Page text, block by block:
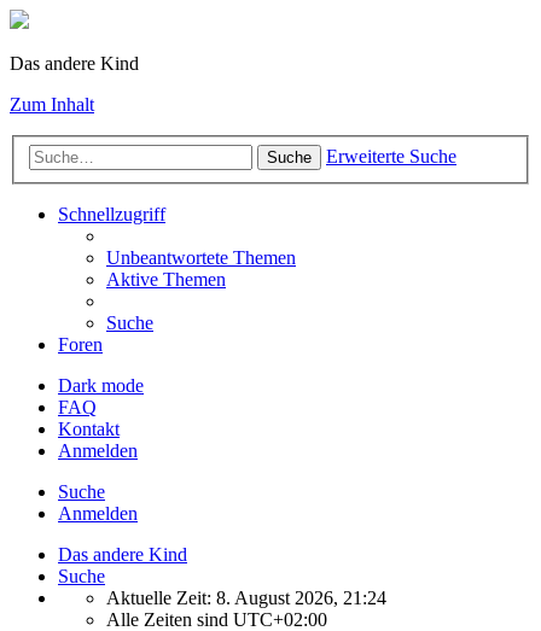
Das andere Kind
Zum Inhalt
Suche Erweiterte Suche
Schnellzugriff
Unbeantwortete Themen
Aktive Themen
Suche
Foren
Dark mode
FAQ
Kontakt
Anmelden
Suche
Anmelden
Das andere Kind
Suche
Aktuelle Zeit: 8. August 2026, 21:24
Alle Zeiten sind UTC+02:00